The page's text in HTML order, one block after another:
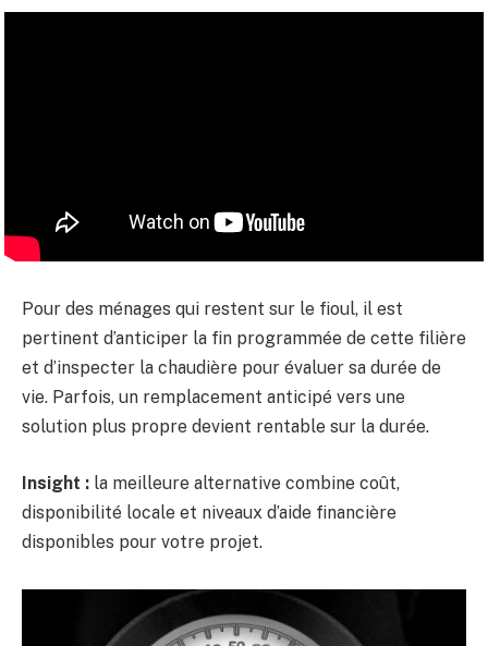
Pour des ménages qui restent sur le fioul, il est
pertinent d’anticiper la fin programmée de cette filière
et d’inspecter la chaudière pour évaluer sa durée de
vie. Parfois, un remplacement anticipé vers une
solution plus propre devient rentable sur la durée.
Insight : la meilleure alternative combine coût,
disponibilité locale et niveaux d’aide financière
disponibles pour votre projet.